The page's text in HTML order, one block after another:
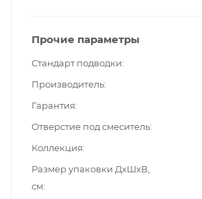
Прочие параметры
Стандарт подводки
Производитель
Гарантия
Отверстие под смеситель
Коллекция
Размер упаковки ДxШxВ,
см